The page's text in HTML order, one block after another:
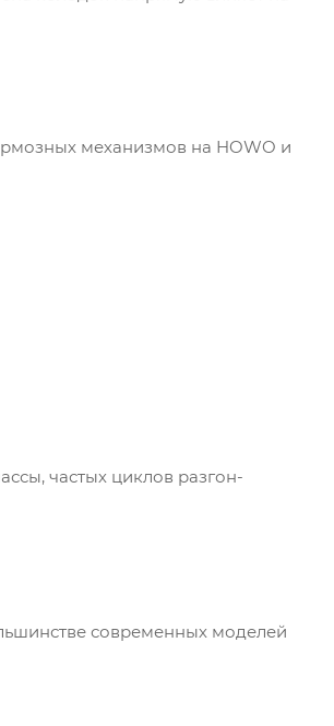
механизмов на HOWO и
частых циклов разгон-
современных моделей